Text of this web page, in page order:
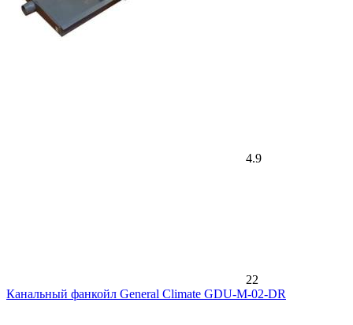
4.9
22
Канальный фанкойл General Climate GDU-M-02-DR